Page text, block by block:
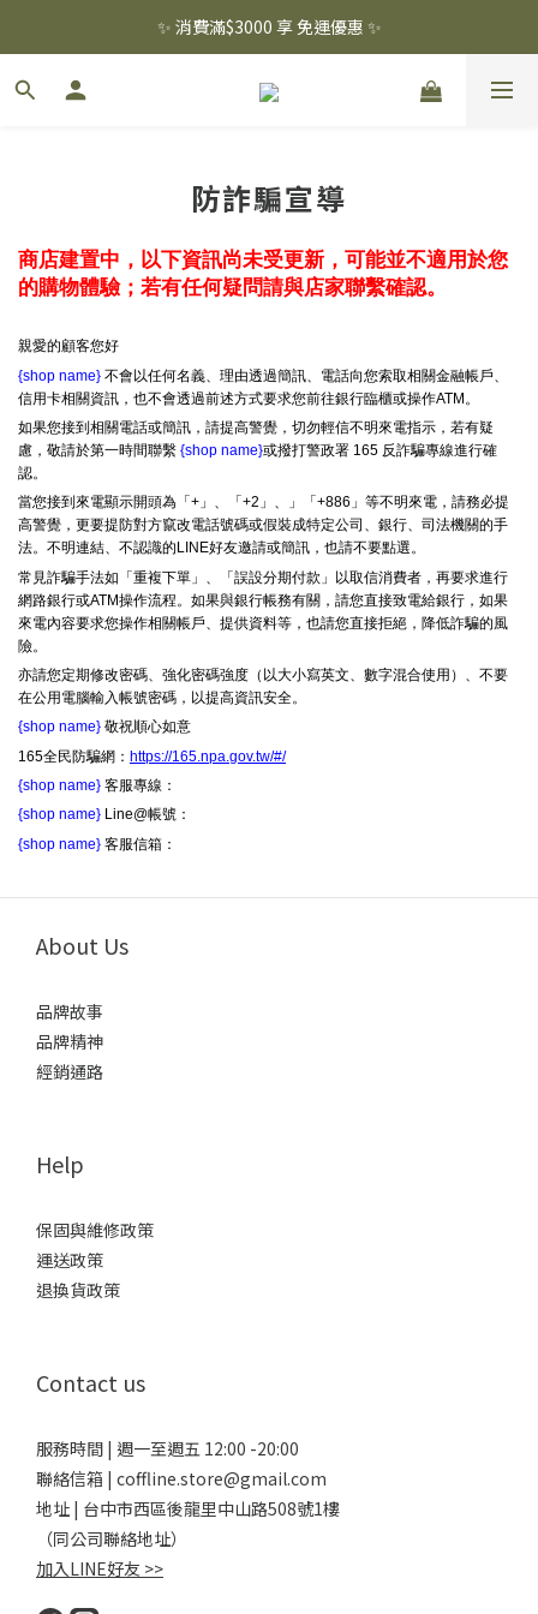
✨ 消費滿$3000 享 免運優惠 ✨
✨ 消費滿$3000 享 免運優惠 ✨
註冊會員 贈 百元購物金  .ᐟ.ᐟ
防詐騙宣導
商店建置中，以下資訊尚未受更新，可能並不適用於您
的購物體驗；若有任何疑問請與店家聯繫確認。
親愛的顧客您好
{shop name} 不會以任何名義、理由透過簡訊、電話向您索取相關金融帳戶、
信用卡相關資訊，也不會透過前述方式要求您前往銀行臨櫃或操作ATM。
如果您接到相關電話或簡訊，請提高警覺，切勿輕信不明來電指示，若有疑
慮，敬請於第一時間聯繫 {shop name}或撥打警政署 165 反詐騙專線進行確
認。
當您接到來電顯示開頭為「+」、「+2」、」「+886」等不明來電，請務必提
高警覺，更要提防對方竄改電話號碼或假裝成特定公司、銀行、司法機關的手
法。不明連結、不認識的LINE好友邀請或簡訊，也請不要點選。
常見詐騙手法如「重複下單」、「誤設分期付款」以取信消費者，再要求進行
網路銀行或ATM操作流程。如果與銀行帳務有關，請您直接致電給銀行，如果
來電內容要求您操作相關帳戶、提供資料等，也請您直接拒絕，降低詐騙的風
險。
亦請您定期修改密碼、強化密碼強度（以大小寫英文、數字混合使用）、不要
在公用電腦輸入帳號密碼，以提高資訊安全。
{shop name} 敬祝順心如意
165全民防騙網： https://165.npa.gov.tw/#/
{shop name} 客服專線：
{shop name} Line@帳號：
{shop name} 客服信箱：
About Us
品牌故事
品牌精神
經銷通路
Help
保固與維修政策
運送政策
退換貨政策
Contact us
服務時間 | 週一至週五 12:00 -20:00
聯絡信箱 | coffline.store@gmail.com
地址 | 台中市西區後龍里中山路508號1樓
（同公司聯絡地址）
加入LINE好友 >>